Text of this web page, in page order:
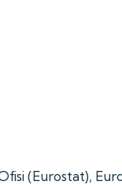
(Eurostat),